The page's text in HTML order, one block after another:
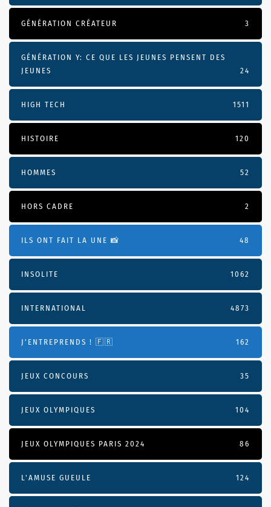
GÉNÉRATION CRÉATEUR 3
GÉNÉRATION Y: CE QUE LES JEUNES PENSENT DES
JEUNES
24
HIGH TECH 1511
HISTOIRE 120
HOMMES 52
HORS CADRE 2
ILS ONT FAIT LA UNE 📸 48
INSOLITE 1062
INTERNATIONAL 4873
J'ENTREPRENDS ! 🇫🇷 162
JEUX CONCOURS 35
JEUX OLYMPIQUES 104
JEUX OLYMPIQUES PARIS 2024 86
L'AMUSE GUEULE 124